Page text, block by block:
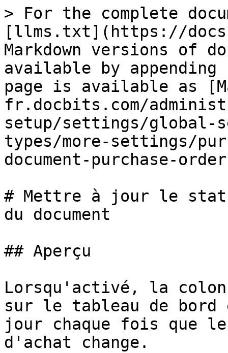
> For the complete
[llms.txt](https://
Markdown versions of
available by
page is available as
fr.docbits.com/
setup/settings/global-
types/more-settings/
document-purchase-
# Mettre à jour le
du document
## Aperçu
Lorsqu'activé, la
sur le tableau de bord
jour chaque fois que le
d'achat change.